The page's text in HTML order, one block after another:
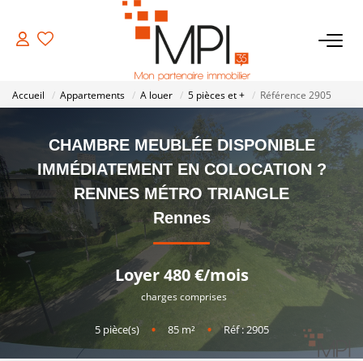
VENTES
Biens À Vendre
Biens Vendus
LOCATIONS
ESTIMATION
NOTRE AGENCE
NOS SERVICES
Accueil Appartements A louer 5 pièces et + Référence 2905
CHAMBRE MEUBLÉE DISPONIBLE
IMMÉDIATEMENT EN COLOCATION ?
RENNES MÉTRO TRIANGLE
Rennes
Loyer 480 €/mois
charges comprises
5pièce(s) • 85m² • Réf : 2905